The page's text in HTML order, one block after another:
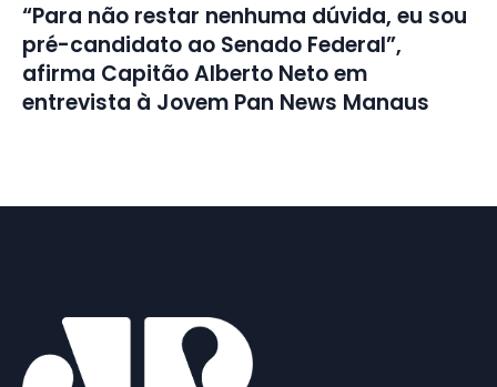
“Para não restar nenhuma dúvida, eu sou
pré-candidato ao Senado Federal”,
afirma Capitão Alberto Neto em
entrevista à Jovem Pan News Manaus